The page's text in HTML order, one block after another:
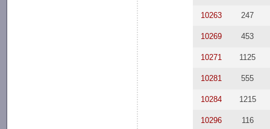
10263 247
10269 453
10271 1125
10281 555
10284 1215
10296 116